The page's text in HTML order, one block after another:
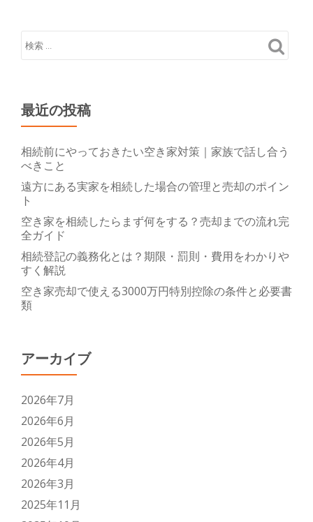
却
や
違
を
説
最近の投稿
相続前にやっておきたい空き家対策｜家族で話し合う
べきこと
遠方にある実家を相続した場合の管理と売却のポイン
ト
空き家を相続したらまず何をする？売却までの流れ完
全ガイド
相続登記の義務化とは？期限・罰則・費用をわかりや
すく解説
空き家売却で使える3000万円特別控除の条件と必要書
類
アーカイブ
2026年7月
2026年6月
2026年5月
2026年4月
2026年3月
2025年11月